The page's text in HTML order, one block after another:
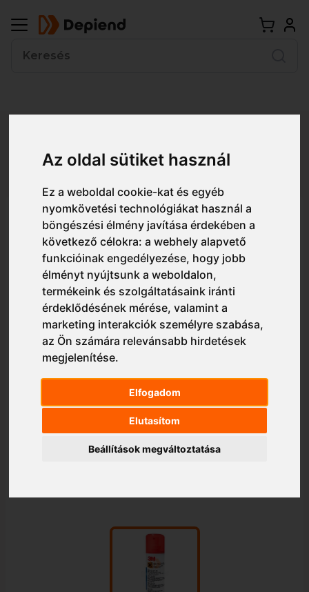
Az oldal sütiket használ
Ez a weboldal cookie-kat és egyéb
nyomkövetési technológiákat használ a
böngészési élmény javítása érdekében a
következő célokra:a webhely alapvető
funkcióinak engedélyezése, hogy jobb
élményt nyújtsunk a weboldalon,
termékeink és szolgáltatásaink iránti
érdeklődésének mérése, valamint a
marketing interakciók személyre szabása,
az Ön számára relevánsabb hirdetések
megjelenítése.
Elfogadom
Elutasítom
Beállítások megváltoztatása
Részletes nézet Egyszerű nézet
60062 Szemüvegtisztító spray
(120 ml)